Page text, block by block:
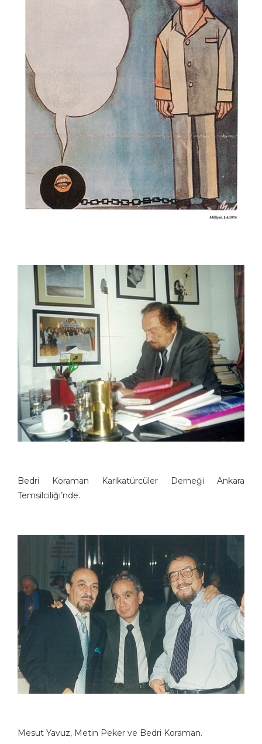
Bedri Koraman Karikatürcüler Derneği Ankara
Temsilciliği’nde.
Mesut Yavuz, Metin Peker ve Bedri Koraman.